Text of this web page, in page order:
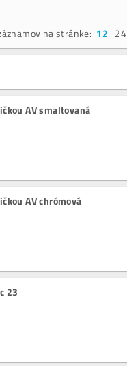
na stránke: 12 24
AV smaltovaná
AV chrómová
23